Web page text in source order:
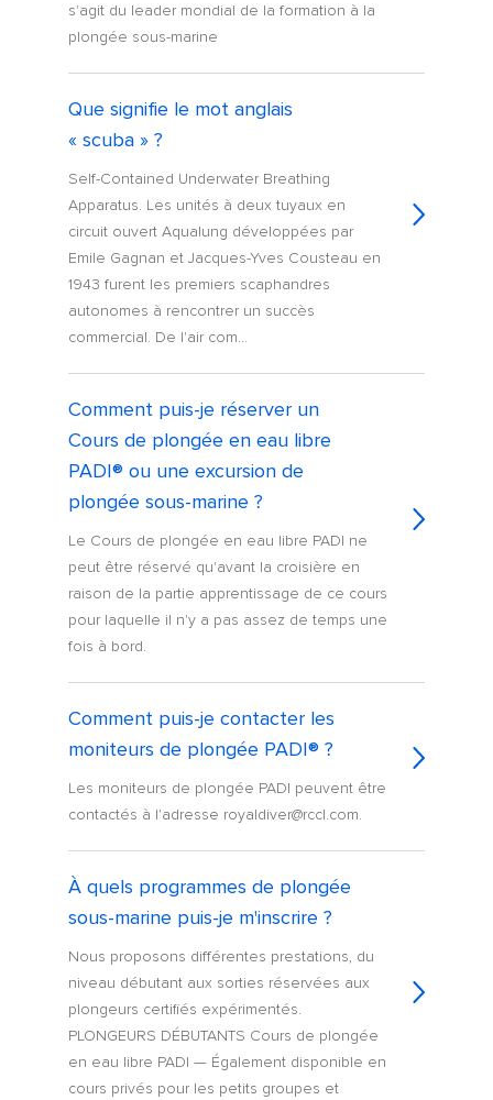
s'agit du leader mondial de la formation à la
plongée sous-marine
Que signifie le mot anglais
« scuba » ?
Self-Contained Underwater Breathing
Apparatus. Les unités à deux tuyaux en
circuit ouvert Aqualung développées par
Emile Gagnan et Jacques-Yves Cousteau en
1943 furent les premiers scaphandres
autonomes à rencontrer un succès
commercial. De l'air com...
Comment puis-je réserver un
Cours de plongée en eau libre
PADI® ou une excursion de
plongée sous-marine ?
Le Cours de plongée en eau libre PADI ne
peut être réservé qu'avant la croisière en
raison de la partie apprentissage de ce cours
pour laquelle il n'y a pas assez de temps une
fois à bord.
Comment puis-je contacter les
moniteurs de plongée PADI® ?
Les moniteurs de plongée PADI peuvent être
contactés à l'adresse royaldiver@rccl.com.
À quels programmes de plongée
sous-marine puis-je m'inscrire ?
Nous proposons différentes prestations, du
niveau débutant aux sorties réservées aux
plongeurs certifiés expérimentés.
PLONGEURS DÉBUTANTS Cours de plongée
en eau libre PADI — Également disponible en
cours privés pour les petits groupes et